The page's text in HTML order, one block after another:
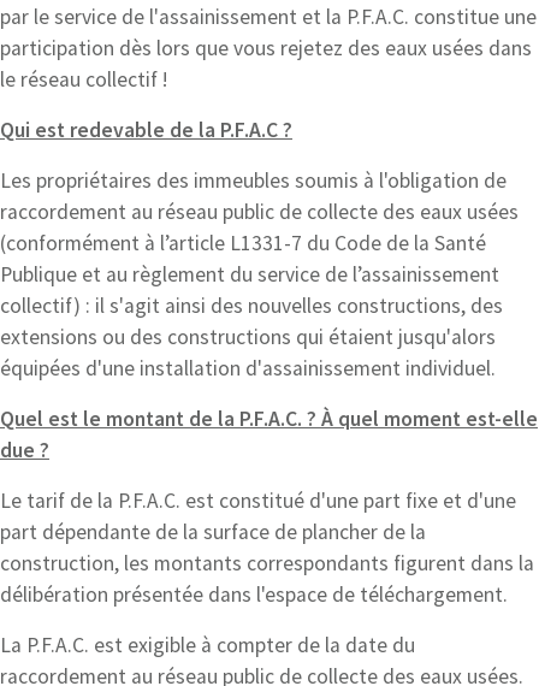
par le service de l'assainissement et la P.F.A.C. constitue une
participation dès lors que vous rejetez des eaux usées dans
le réseau collectif !
Qui est redevable de la P.F.A.C ?
Les propriétaires des immeubles soumis à l'obligation de
raccordement au réseau public de collecte des eaux usées
(conformément à l’article L1331-7 du Code de la Santé
Publique et au règlement du service de l’assainissement
collectif) : il s'agit ainsi des nouvelles constructions, des
extensions ou des constructions qui étaient jusqu'alors
équipées d'une installation d'assainissement individuel.
Quel est le montant de la P.F.A.C. ? À quel moment est-elle
due ?
Le tarif de la P.F.A.C. est constitué d'une part fixe et d'une
part dépendante de la surface de plancher de la
construction, les montants correspondants figurent dans la
délibération présentée dans l'espace de téléchargement.
La P.F.A.C. est exigible à compter de la date du
raccordement au réseau public de collecte des eaux usées.